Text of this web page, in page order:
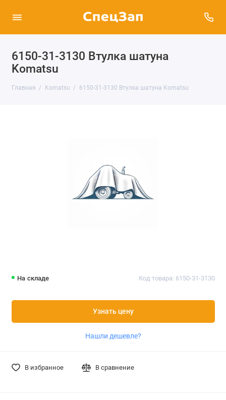
6150-31-3130 Втулка шатуна
Komatsu
Главная Komatsu 6150-31-3130 Втулка шатуна Komatsu
На складе Код товара: 6150-31-3130
Узнать цену
Нашли дешевле?
В избранное В сравнение